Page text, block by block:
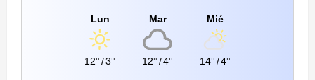
Lun
12°/3°
Mar
12°/4°
Mié
14°/4°